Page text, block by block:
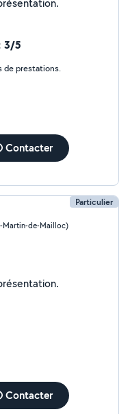
pas encore renseigné ma présentation.
3/5
de prestations.
Contacter
Particulier
Martin-de-Mailloc)
pas encore renseigné ma présentation.
Contacter